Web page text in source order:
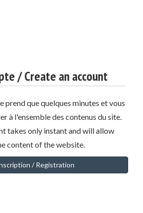
/ Create an account
prend que quelques minutes et vous
à l'ensemble des contenus du site.
takes only instant and will allow
content of the website.
/ Registration